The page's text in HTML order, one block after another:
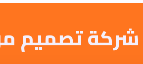
شركة تصميم